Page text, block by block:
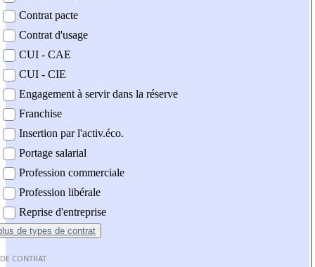
Contrat pacte
Contrat d'usage
CUI - CAE
CUI - CIE
Engagement à servir dans la réserve
Franchise
Insertion par l'activ.éco.
Portage salarial
Profession commerciale
Profession libérale
Reprise d'entreprise
de types de contrat
CONTRAT